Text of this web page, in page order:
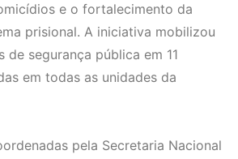
e o fortalecimento da
prisional. A iniciativa mobilizou
de segurança pública em 11
em todas as unidades da
pela Secretaria Nacional